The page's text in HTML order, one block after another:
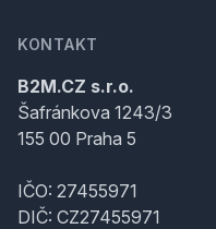
KONTAKT
B2M.CZ s.r.o.
Šafránkova 1243/3
155 00 Praha 5
IČO: 27455971
DIČ: CZ27455971